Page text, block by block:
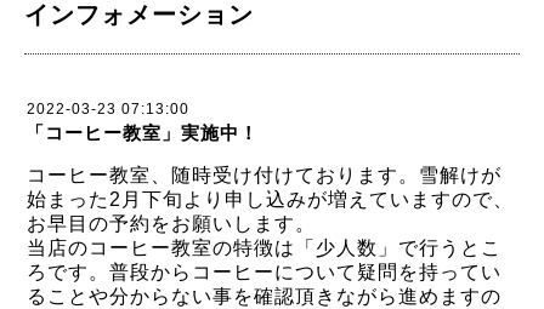
インフォメーション
2022-03-23 07:13:00
「コーヒー教室」実施中！
コーヒー教室、随時受け付けております。雪解けが
始まった2月下旬より申し込みが増えていますので、
お早目の予約をお願いします。
当店のコーヒー教室の特徴は「少人数」で行うとこ
ろです。普段からコーヒーについて疑問を持ってい
ることや分からない事を確認頂きながら進めますの